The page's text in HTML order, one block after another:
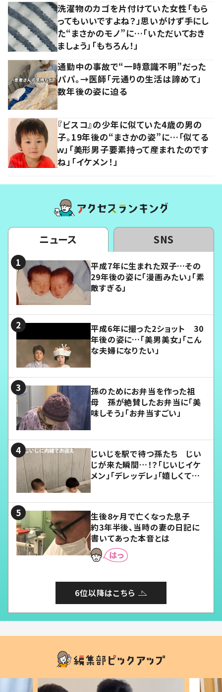
洗濯物のカゴを片付けていた女性「もら
ってもいいですよね？」思いがけず手にし
た“まさかのモノ”に…「いただいておき
ましょう」「もちろん！」
通勤中の事故で“一時意識不明”だった
パパ。→医師「元通りの生活は諦めて」
数年後の姿に迫る
『ビスコ』の少年に似ていた4歳の男の
子。19年後の“まさかの姿”に…「似てる
ｗ」「美形男子要素持って産まれたのです
ね」「イケメン！」
ニュース SNS
平成7年に生まれた双子…その
29年後の姿に「漫画みたい」「素
敵すぎる」
平成6年に撮った2ショット 30
年後の姿に…「美男美女」「こん
な夫婦になりたい」
孫のためにお弁当を作った祖
母 孫が絶賛したお弁当に「美
味しそう」「お弁当すごい」
じいじを駅で待つ孫たち じい
じが来た瞬間…！？「じいじイケ
メン」「デレッデレ」「嬉しくて可
生後8ヶ月で亡くなった息子
約3年半後、当時の妻の日記に
書いてあった本音とは
6位以降はこちら